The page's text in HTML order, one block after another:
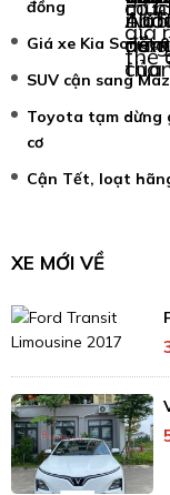
đề
của
giá
thể
cỡ
đồng
Giá xe Kia Sonet
SUV cận sang
Toyota tạm dừng
cơ
Cận Tết, loạt
XE MỚI VỀ